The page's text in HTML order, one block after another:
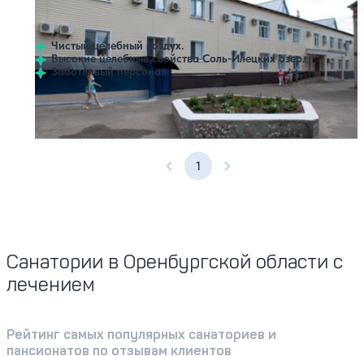
3.6 69 отзывов
Соль-Илецк
Чистый целебный воздух.
Высокие целебные свойства Соль-Илецких озер.
Заботливый персонал.
Профилей лечения:
Нет цен или свободных мест на выбранные даты
Выбрать другой вариант
Предыдущая страница
1 Следующая страница
Санатории в Оренбургской области с
лечением
Рейтинг самых популярных санаториев и
пансионатов по отзывам клиентов